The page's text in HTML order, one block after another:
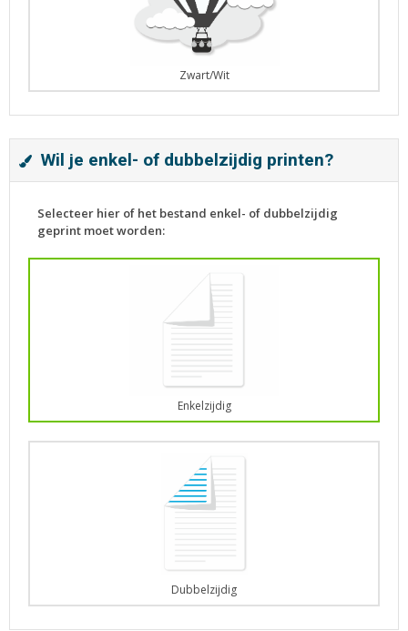
Zwart/Wit
Wil je enkel- of dubbelzijdig printen?
Selecteer hier of het bestand enkel- of dubbelzijdig
geprint moet worden:
Enkelzijdig
Dubbelzijdig